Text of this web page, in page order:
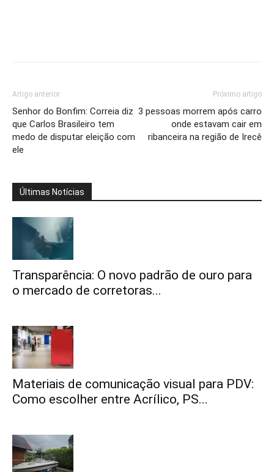
Artigo anterior
Senhor do Bonfim: Correia diz
que Carlos Brasileiro tem
medo de disputar eleição com
ele
Próximo artigo
3 pessoas morrem após carro
onde estavam cair em
ribanceira na região de Irecê
Últimas Notícias
Transparência: O novo padrão de ouro para
o mercado de corretoras...
Materiais de comunicação visual para PDV:
Como escolher entre Acrílico, PS...